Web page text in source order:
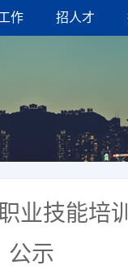
作 招人才
业技能培
公示